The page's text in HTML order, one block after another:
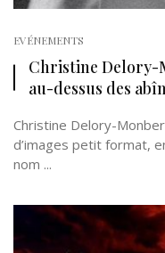
EVÉNEMENTS
Christine Delory-
au-dessus des
Christine Delory-
d’images petit format,
nom ...